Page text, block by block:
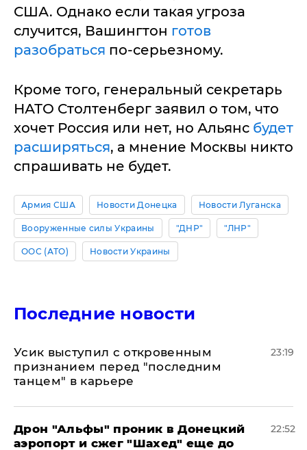
США. Однако если такая угроза
случится, Вашингтон готов
разобраться по-серьезному.
Кроме того, генеральный секретарь
НАТО Столтенберг заявил о том, что
хочет Россия или нет, но Альянс будет
расширяться, а мнение Москвы никто
спрашивать не будет.
Армия США Новости Донецка Новости Луганска
Вооруженные силы Украины "ДНР" "ЛНР"
ООС (АТО) Новости Украины
Последние новости
Усик выступил с откровенным
признанием перед "последним
танцем" в карьере
23:19
Дрон "Альфы" проник в Донецкий
аэропорт и сжег "Шахед" еще до
22:52